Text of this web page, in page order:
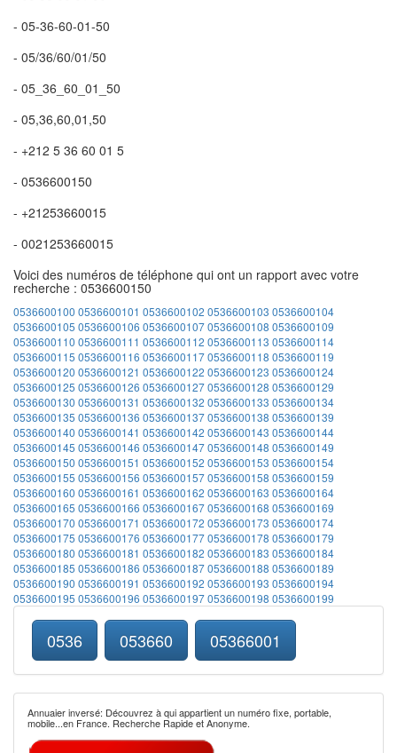
- 05-36-60-01-50
- 05/36/60/01/50
- 05_36_60_01_50
- 05,36,60,01,50
- +212 5 36 60 01 5
- 0536600150
- +21253660015
- 0021253660015
Voici des numéros de téléphone qui ont un rapport avec votre
recherche : 0536600150
0536600100 0536600101 0536600102 0536600103 0536600104
0536600105 0536600106 05366001070536600108 0536600109
0536600110 0536600111 0536600112 0536600113 0536600114
0536600115 0536600116 05366001170536600118 0536600119
0536600120 0536600121 0536600122 0536600123 0536600124
0536600125 0536600126 05366001270536600128 0536600129
0536600130 0536600131 0536600132 0536600133 0536600134
0536600135 0536600136 05366001370536600138 0536600139
0536600140 0536600141 0536600142 0536600143 0536600144
0536600145 0536600146 05366001470536600148 0536600149
0536600150 0536600151 0536600152 0536600153 0536600154
0536600155 0536600156 05366001570536600158 0536600159
0536600160 0536600161 0536600162 0536600163 0536600164
0536600165 0536600166 05366001670536600168 0536600169
0536600170 0536600171 0536600172 0536600173 0536600174
0536600175 0536600176 05366001770536600178 0536600179
0536600180 0536600181 0536600182 0536600183 0536600184
0536600185 0536600186 05366001870536600188 0536600189
0536600190 0536600191 0536600192 0536600193 0536600194
0536600195 0536600196 05366001970536600198 0536600199
0536 053660 05366001
Annuaier inversé: Découvrez à qui appartient un numéro fixe, portable,
mobile...en France. Recherche Rapide et Anonyme.